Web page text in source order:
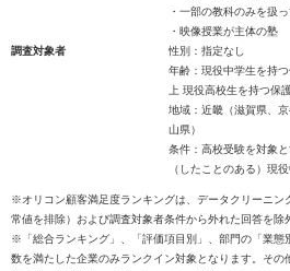
・一部の教科のみを扱
・映像授業が主体の塾
調査対象者
性別：指定なし
年齢：現役中学生を持
上 現役高校生を持つ保
地域：近畿（滋賀県、
山県）
条件：高校受験を対象
（したことのある）現
※オリコン顧客満足度ランキングは、データクリーニン
常値を排除）および調査対象者条件から外れた回答を除
※「総合ランキング」、「評価項目別」、部門の「業態
数を満たした企業のみランクイン対象となります。その